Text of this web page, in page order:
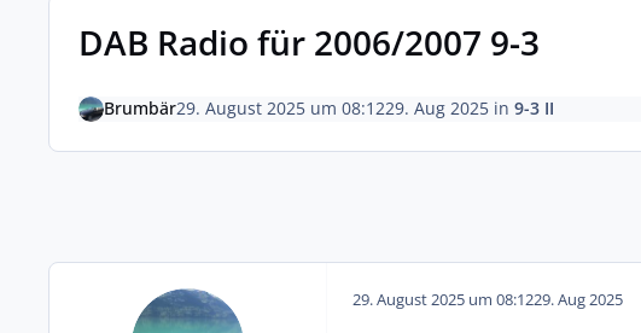
DAB Radio für 2006/2007 9-3
Brumbär29. August 2025 um 08:1229. Aug 2025in 9-3 II
29. August 2025 um 08:1229. Aug 2025